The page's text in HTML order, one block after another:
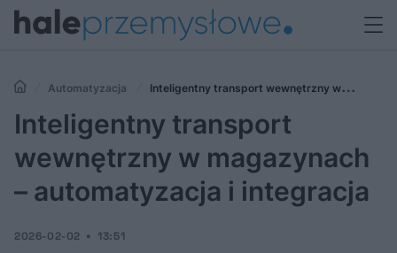
Automatyzacja
Inteligentny transport wewnętrzny w
magazynach – automatyzacja i integracja
Inteligentny transport
wewnętrzny w magazynach
– automatyzacja i integracja
2026-02-02 13:51